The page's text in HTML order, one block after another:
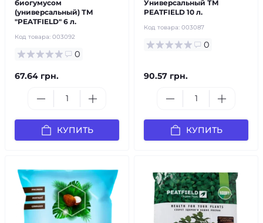
биогумусом
(универсальный) ТМ
"PEATFIELD" 6 л.
Код товара: 003092
0
67.64 грн.
КУПИТЬ
Универсальный ТМ
PEATFIELD 10 л.
Код товара: 003087
0
90.57 грн.
КУПИТЬ